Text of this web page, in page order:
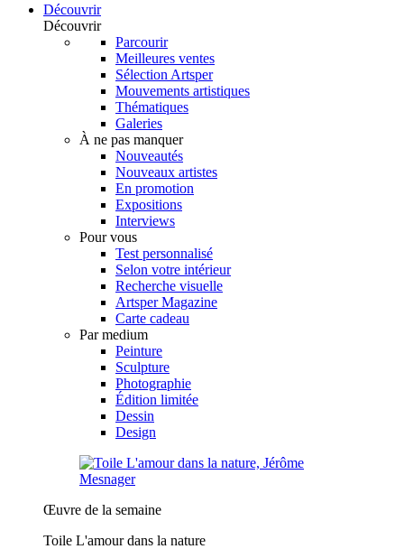
Découvrir
Découvrir
Parcourir
Meilleures ventes
Sélection Artsper
Mouvements artistiques
Thématiques
Galeries
À ne pas manquer
Nouveautés
Nouveaux artistes
En promotion
Expositions
Interviews
Pour vous
Test personnalisé
Selon votre intérieur
Recherche visuelle
Artsper Magazine
Carte cadeau
Par medium
Peinture
Sculpture
Photographie
Édition limitée
Dessin
Design
Œuvre de la semaine
Toile L'amour dans la nature